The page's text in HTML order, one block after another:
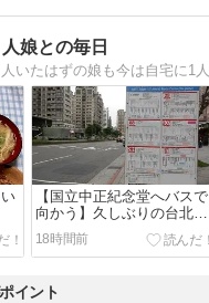
娘との毎日
【国立中正紀念堂へバスで
向かう】久しぶりの台北3
人5泊⑨2026/5/1
18時間前
イント